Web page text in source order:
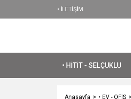
• İLETİŞİM
• HİTİT - SELÇUKLU
Anasayfa • EV - OFİS